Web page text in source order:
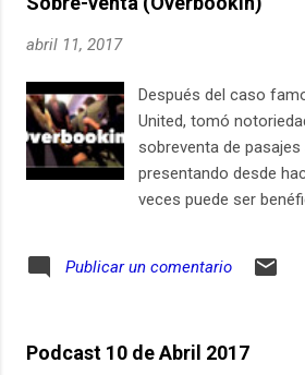
abril 11, 2017
Después del caso
United, tomó
sobreventa de
presentando desde
veces puede ser
en los últimos días. El
episodio en este
Publicar un comentario
Podcast 10 de Abril 2017